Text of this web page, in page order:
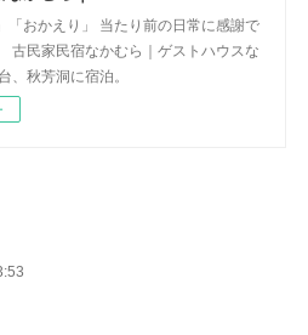
「おかえり」 当たり前の日常に感謝で
古民家民宿なかむら｜ゲストハウスな
、秋芳洞に宿泊。